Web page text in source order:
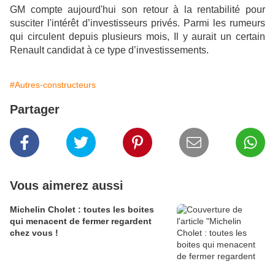
GM compte aujourd'hui son retour à la rentabilité pour
susciter l'intérêt d’investisseurs privés. Parmi les rumeurs
qui circulent depuis plusieurs mois, Il y aurait un certain
Renault candidat à ce type d’investissements.
#Autres-constructeurs
Partager
Vous aimerez aussi
Michelin Cholet : toutes les boites
qui menacent de fermer regardent
chez vous !